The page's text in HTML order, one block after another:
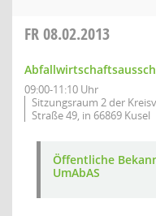
FR08.02.2013
09:00-11:10 Uhr
Sitzungsraum 2 der
Straße 49, in 66869 Kusel
Öffentliche
UmAbAS